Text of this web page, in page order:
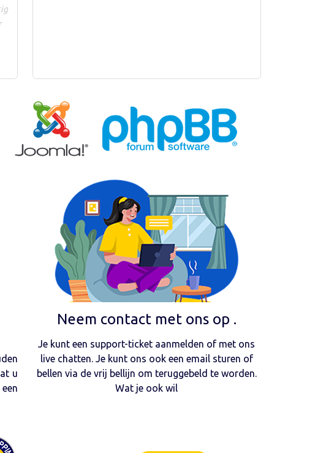
u
Neem contact met ons op .
Je kunt een support-ticket aanmelden of met ons
live chatten. Je kunt ons ook een email sturen of
bellen via de vrij bellijn om teruggebeld te worden.
Wat je ook wil